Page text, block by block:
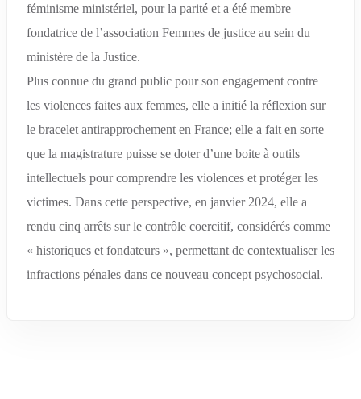
féminisme ministériel, pour la parité et a été membre
fondatrice de l’association Femmes de justice au sein du
ministère de la Justice.
Plus connue du grand public pour son engagement contre
les violences faites aux femmes, elle a initié la réflexion sur
le bracelet antirapprochement en France; elle a fait en sorte
que la magistrature puisse se doter d’une boite à outils
intellectuels pour comprendre les violences et protéger les
victimes. Dans cette perspective, en janvier 2024, elle a
rendu cinq arrêts sur le contrôle coercitif, considérés comme
« historiques et fondateurs », permettant de contextualiser les
infractions pénales dans ce nouveau concept psychosocial.